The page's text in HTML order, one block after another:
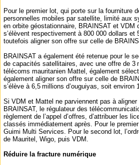
Pour le premier lot, qui porte sur la fourniture
personnelles mobiles par satellite, limité aux
en orbite géostationnaire, BRAINSAT et VDM
s’élèvent respectivement à 800 000 dollars et
toutefois aligner son offre sur celle de
BRAINSAT a également été retenue pour le
de capacités satellitaires, avec une offre de 3
télécoms mauritanien Mattel, également
également aligner son offre sur celle de
s’élève à 6,5 millions d’ouguiyas, soit environ
Si VDM et Mattel ne parviennent pas à
BRAINSAT, le régulateur des
règlement de l’appel d’offres, d’attribuer les
classés immédiatement après. Pour le
Guimi Multi Services. Pour le second lot,
de Mauritel, Wigo, puis VDM.
Réduire la fracture numérique